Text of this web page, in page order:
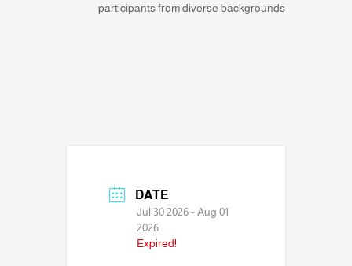
participants from diverse backgrounds
DATE
Jul 30 2026- Aug 01
2026
Expired!